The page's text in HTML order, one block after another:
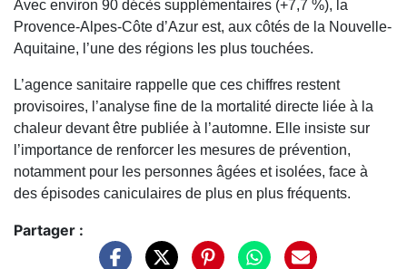
Avec environ 90 décès supplémentaires (+7,7 %), la
Provence-Alpes-Côte d’Azur est, aux côtés de la Nouvelle-
Aquitaine, l’une des régions les plus touchées.
L’agence sanitaire rappelle que ces chiffres restent
provisoires, l’analyse fine de la mortalité directe liée à la
chaleur devant être publiée à l’automne. Elle insiste sur
l’importance de renforcer les mesures de prévention,
notamment pour les personnes âgées et isolées, face à
des épisodes caniculaires de plus en plus fréquents.
Partager :